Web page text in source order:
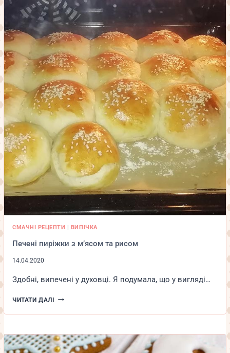
ПРЯНИЧКИ
СМАЧНІ РЕЦЕПТИ | ВИПІЧКА
Печені пиріжки з м’ясом та рисом
14.04.2020
Здобні, випечені у духовці. Я подумала, що у вигляді…
ЧИТАТИ ДАЛІ ПЕЧЕНІ
З
ТА
РИСОМ